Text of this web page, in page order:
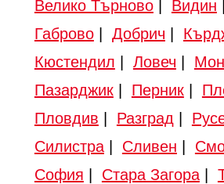
Велико Търново| Видин
Габрово| Добрич
Кюстендил
Ловеч
Пазарджик| Перник|
Пловдив
Разград
Силистра| Сливен
София
Стара Загора|